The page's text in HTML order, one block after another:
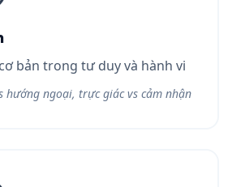
bản trong tư duy và hành vi
hướng ngoại, trực giác vs cảm nhận